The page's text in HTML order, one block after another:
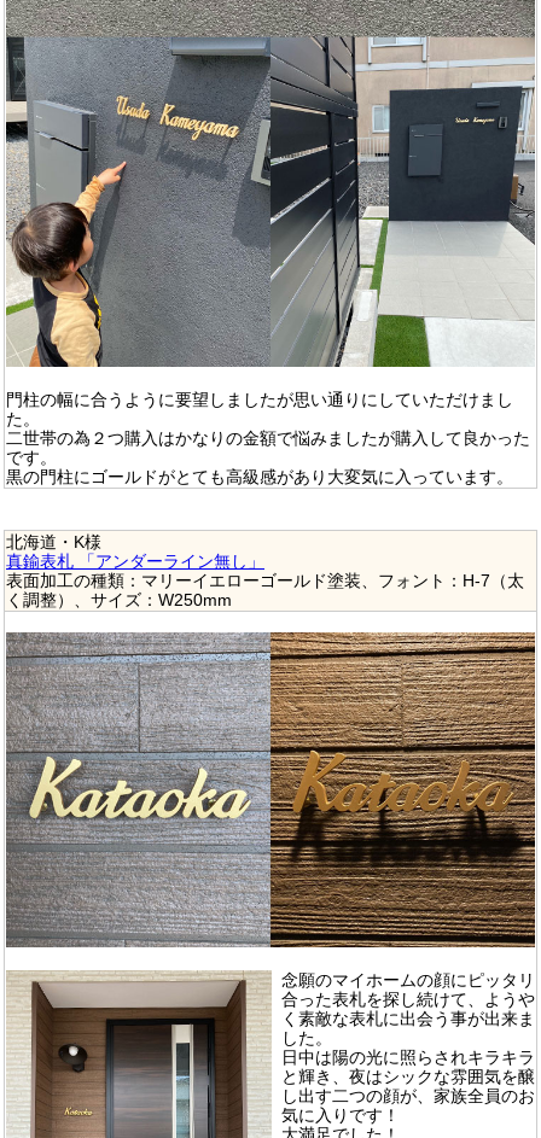
門柱の幅に合うように要望しましたが思い通りにしていただけまし
た。
二世帯の為２つ購入はかなりの金額で悩みましたが購入して良かった
です。
黒の門柱にゴールドがとても高級感があり大変気に入っています。
北海道・K様
真鍮表札 「アンダーライン無し」
表面加工の種類：マリーイエローゴールド塗装、フォント：H-7（太
く調整）、サイズ：W250mm
念願のマイホームの顔にピッタリ
合った表札を探し続けて、ようや
く素敵な表札に出会う事が出来ま
した。
日中は陽の光に照らされキラキラ
と輝き、夜はシックな雰囲気を醸
し出す二つの顔が、家族全員のお
気に入りです！